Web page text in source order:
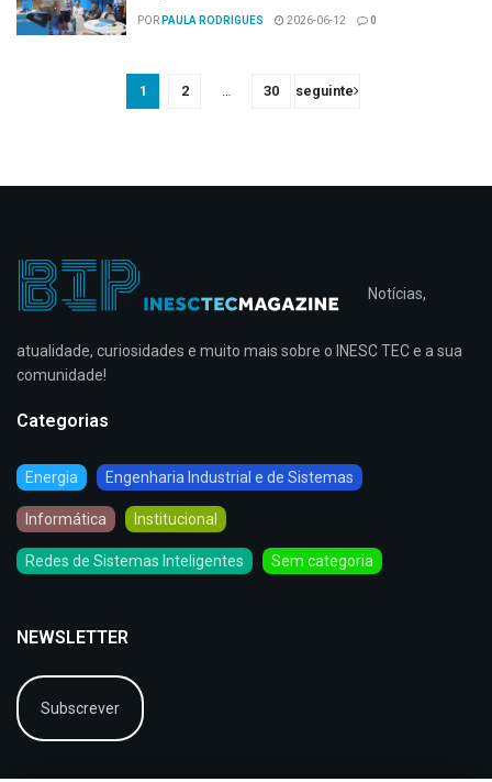
POR PAULA RODRIGUES 2026-06-12 0
1 2 … 30 seguinte
Notícias,
atualidade, curiosidades e muito mais sobre o INESC TEC e a sua
comunidade!
Categorias
Energia Engenharia Industrial e de Sistemas
Informática Institucional
Redes de Sistemas Inteligentes Sem categoria
NEWSLETTER
Subscrever